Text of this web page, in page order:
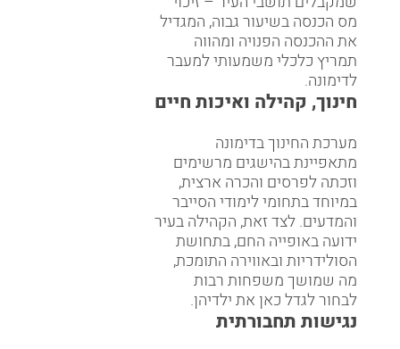
מס הכנסה בשיעור גבוה, המגדיל
את ההכנסה הפנויה ומהווה
תמריץ כלכלי משמעותי למעבר
לדימונה.
חינוך, קהילה ואיכות חיים
מערכת החינוך בדימונה
מתאפיינת בהישגים מרשימים
וזכתה לפרסים והכרה ארצית,
במיוחד בתחומי לימודי הסייבר
והמדעים. לצד זאת, הקהילה בעיר
ידועה באופייה החם, בתחושת
הסולידריות ובאווירה התומכת,
מה שמושך משפחות רבות
לבחור לגדל כאן את ילדיהן.
נגישות תחבורתית